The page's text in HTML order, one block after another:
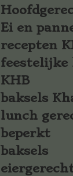
Ei en
recepten
feestelijke
KHB
baksels
lunch
beperkt
baksels